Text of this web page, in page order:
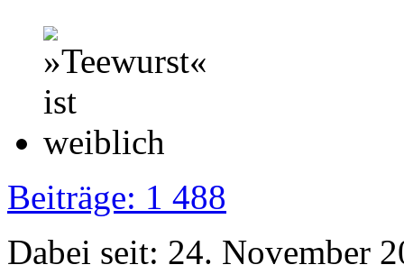
Beiträge: 1 488
Dabei seit: 24. November